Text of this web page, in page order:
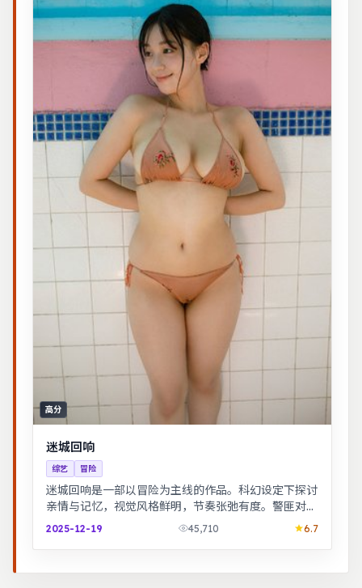
高分
迷城回响
综艺 冒险
迷城回响是一部以冒险为主线的作品。科幻设定下探讨
亲情与记忆，视觉风格鲜明，节奏张弛有度。警匪对峙
的心理战戏份突出，节奏紧凑，场面调度成熟。
2025-12-19 45,710 6.7